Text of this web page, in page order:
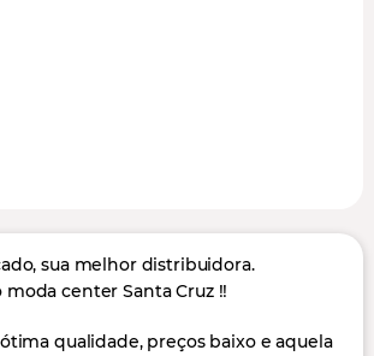
sua melhor distribuidora.
center Santa Cruz !!
qualidade, preços baixo e aquela